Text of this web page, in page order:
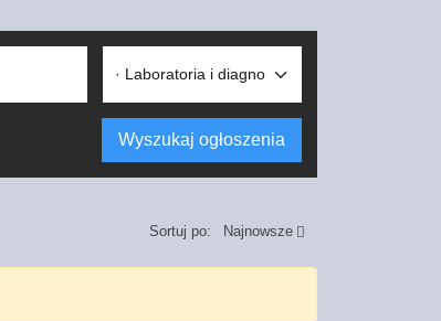
Wyszukaj ogłoszenia
Sortuj po: Najnowsze